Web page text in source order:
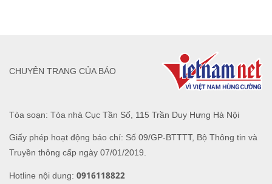
Tòa soạn: Tòa nhà Cục Tần Số, 115 Trần Duy Hưng Hà Nội
Giấy phép hoạt động báo chí: Số 09/GP-BTTTT, Bộ Thông tin và
Truyền thông cấp ngày 07/01/2019.
Hotline nội dung: 0916118822
CHUYÊN TRANG CỦA BÁO